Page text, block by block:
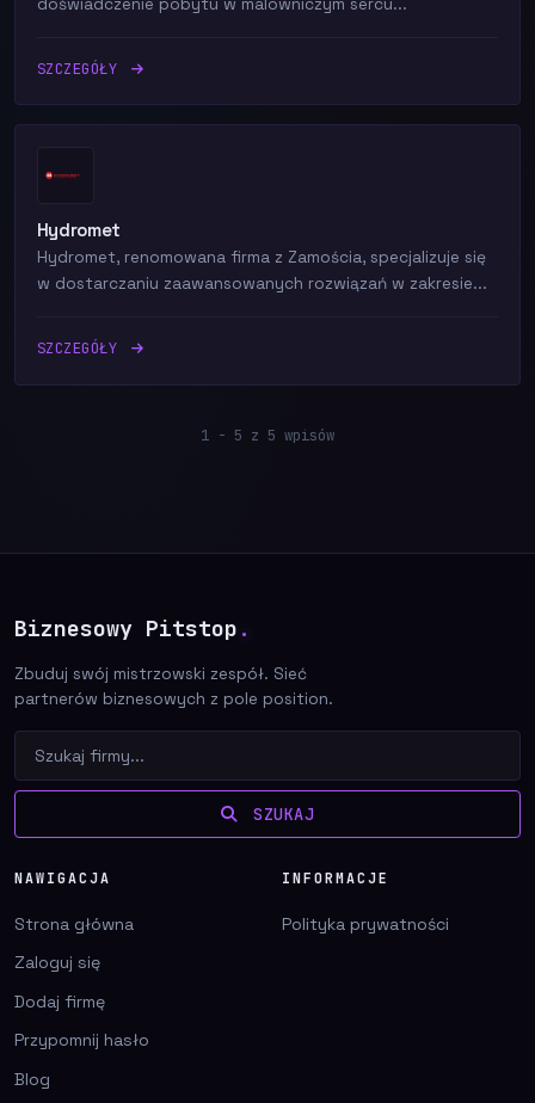
SZCZEGÓŁY
Hydromet
Hydromet, renomowana firma z Zamościa, specjalizuje się
w dostarczaniu zaawansowanych rozwiązań w zakresie...
SZCZEGÓŁY
1 - 5 z 5 wpisów
Biznesowy Pitstop .
Zbuduj swój mistrzowski zespół. Sieć
partnerów biznesowych z pole position.
SZUKAJ
NAWIGACJA
Strona główna
Zaloguj się
Dodaj firmę
Przypomnij hasło
Blog
INFORMACJE
Polityka prywatności